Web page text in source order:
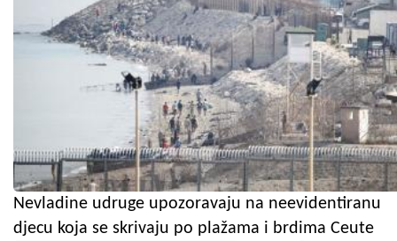
Nevladine udruge upozoravaju na neevidentiranu
djecu koja se skrivaju po plažama i brdima Ceute